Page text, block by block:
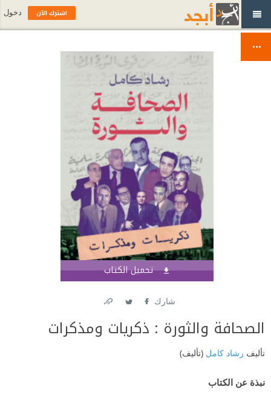
تحميل الكتاب
شارك
الصحافة والثورة : ذكريات ومذكرات
تأليف رشاد كامل (تأليف)
نبذة عن الكتاب
اشترك الآن دخول